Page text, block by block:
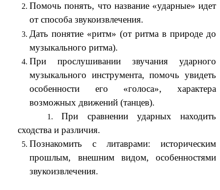
Помочь понять, что название «ударные» идет
от способа звукоизвлечения.
Дать понятие «ритм» (от ритма в природе до
музыкального ритма).
При прослушивании звучания ударного
музыкального инструмента, помочь увидеть
особенности его «голоса», характера
возможных движений (танцев).
При сравнении ударных находить
сходства и различия.
Познакомить с литаврами: историческим
прошлым, внешним видом, особенностями
звукоизвлечения.